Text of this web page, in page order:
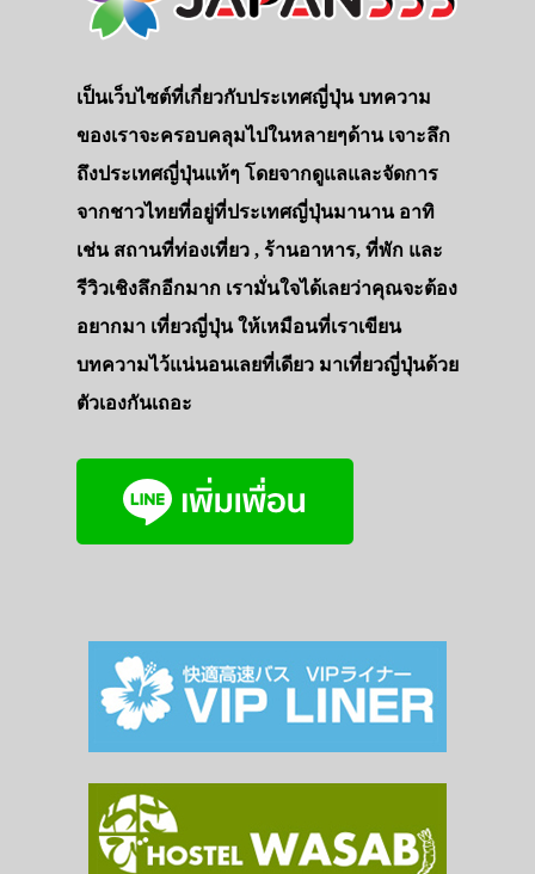
เป็นเว็บไซต์ที่เกี่ยวกับประเทศญี่ปุ่น บทความ
ของเราจะครอบคลุมไปในหลายๆด้าน เจาะลึก
ถึงประเทศญี่ปุ่นแท้ๆ โดยจากดูแลและจัดการ
จากชาวไทยที่อยู่ที่ประเทศญี่ปุ่นมานาน อาทิ
เช่น สถานที่ท่องเที่ยว , ร้านอาหาร, ที่พัก และ
รีวิวเชิงลึกอีกมาก เรามั่นใจได้เลยว่าคุณจะต้อง
อยากมา เที่ยวญี่ปุ่น ให้เหมือนที่เราเขียน
บทความไว้แน่นอนเลยที่เดียว มาเที่ยวญี่ปุ่นด้วย
ตัวเองกันเถอะ